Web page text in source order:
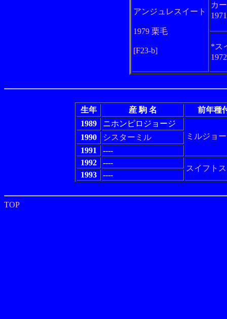
アンジュレスイート
1979 栗毛
[F23-b]
カ
*ス
生年 産 駒 名
前年種
1989
ニホンピロジョージ
ミルジョ
1990
シスターミル
1991
----
1992
----
スイフト
1993 ----
TOP